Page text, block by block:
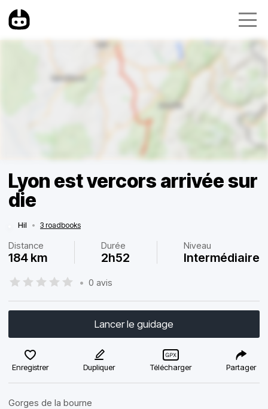
Lyon est vercors arrivée sur
die
Hil • 3 roadbooks
Distance
184 km
Durée
2h52
Niveau
Intermédiaire
• 0 avis
Lancer le guidage
Enregistrer Dupliquer Télécharger Partager
Gorges de la bourne